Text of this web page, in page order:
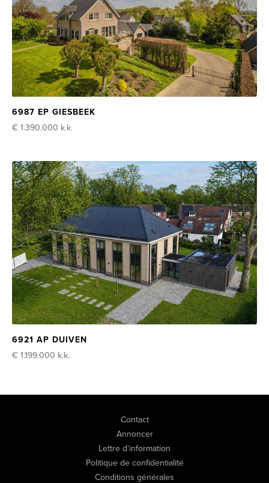
6987 EP GIESBEEK
€ 1.390.000 k.k.
6921 AP DUIVEN
€ 1.199.000 k.k.
Contact
Annoncer
Lettre d'information
Politique de confidentialité
Conditions générales